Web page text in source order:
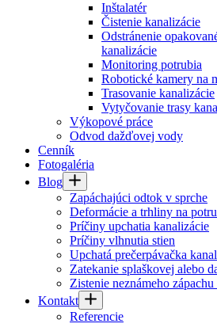
Inštalatér
Čistenie kanalizácie
Odstránenie
kanalizácie
Monitoring potrubia
Robotické kamery na
Trasovanie kanalizácie
Vytyčovanie trasy
Výkopové práce
Odvod dažďovej vody
Cenník
Fotogaléria
Blog
Zapáchajúci odtok v sprche
Deformácie a trhliny na
Príčiny upchatia kanalizácie
Príčiny vlhnutia stien
Upchatá prečerpávačka
Zatekanie splaškovej alebo
Zistenie neznámeho
Kontakt
Referencie